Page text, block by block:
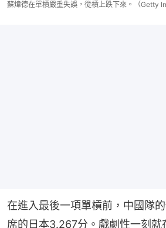
蘇煒德在單槓嚴重失誤，從槓上跌下來。（Getty
在進入最後一項單槓前，中國隊
席的日本3.267分。戲劇性一刻就